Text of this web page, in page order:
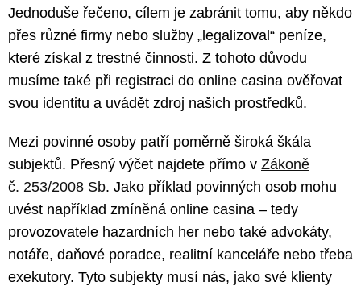
Jednoduše řečeno, cílem je zabránit tomu, aby někdo
přes různé firmy nebo služby „legalizoval“ peníze,
které získal z trestné činnosti. Z tohoto důvodu
musíme také při registraci do online casina ověřovat
svou identitu a uvádět zdroj našich prostředků.
Mezi povinné osoby patří poměrně široká škála
subjektů. Přesný výčet najdete přímo v Zákoně
č. 253/2008 Sb. Jako příklad povinných osob mohu
uvést například zmíněná online casina – tedy
provozovatele hazardních her nebo také advokáty,
notáře, daňové poradce, realitní kanceláře nebo třeba
exekutory. Tyto subjekty musí nás, jako své klienty